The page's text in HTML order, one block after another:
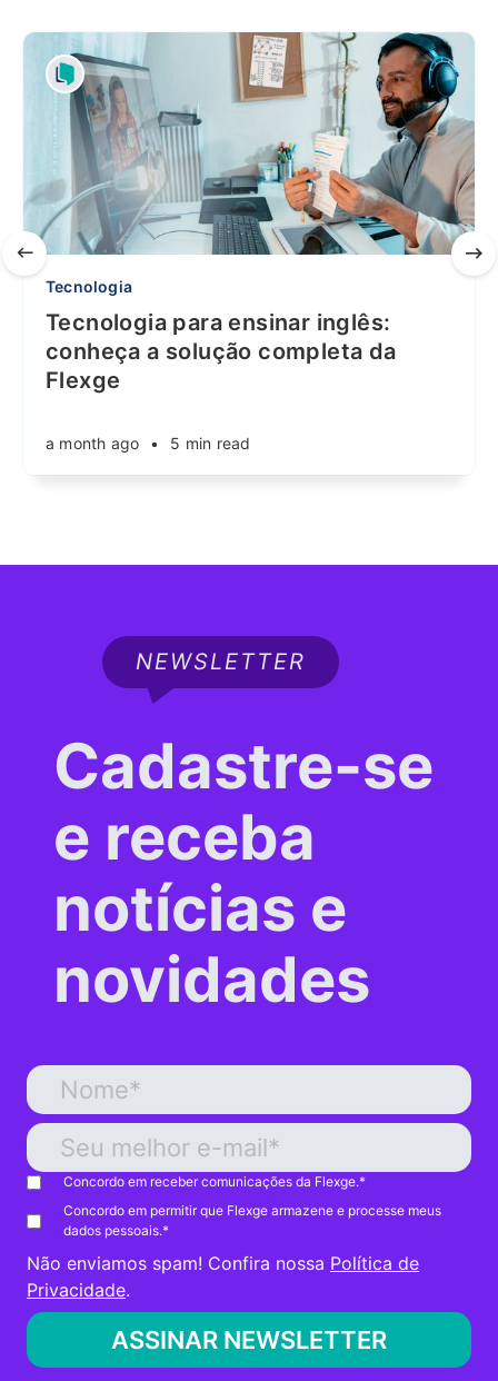
Tecnologia
Tecnologia para ensinar inglês:
conheça a solução completa da
Flexge
a month ago • 5 min read
NEWSLETTER
Cadastre-se
e receba
notícias e
novidades
Concordo em receber comunicações da Flexge.*
Concordo em permitir que Flexge armazene e processe meus
dados pessoais.*
Não enviamos spam! Confira nossa Política de
Privacidade.